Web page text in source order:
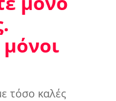
τόσο καλές